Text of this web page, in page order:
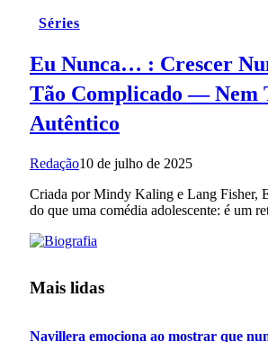
Séries
Eu Nunca… : Crescer
Tão Complicado — Nem
Autêntico
Redação10 de julho de 2025
Criada por Mindy Kaling e Lang Fisher,
do que uma comédia adolescente: é um
Mais lidas
Navillera emociona ao mostrar que